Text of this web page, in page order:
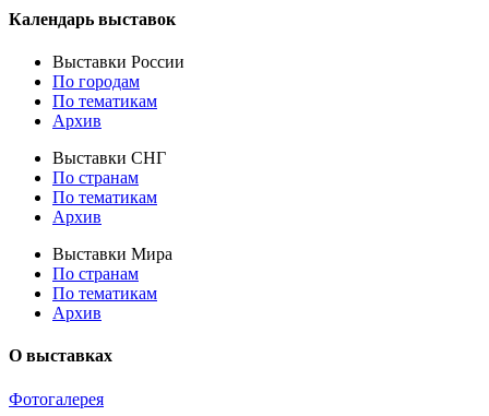
Календарь выставок
Выставки России
По городам
По тематикам
Архив
Выставки СНГ
По странам
По тематикам
Архив
Выставки Мира
По странам
По тематикам
Архив
О выставках
Фотогалерея